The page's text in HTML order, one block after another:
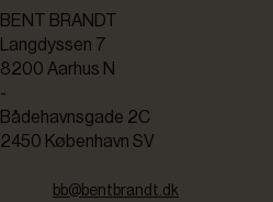
BENT BRANDT
Langdyssen 7
8200 Aarhus N
-
Bådehavnsgade 2C
2450 København SV
bb@bentbrandt.dk